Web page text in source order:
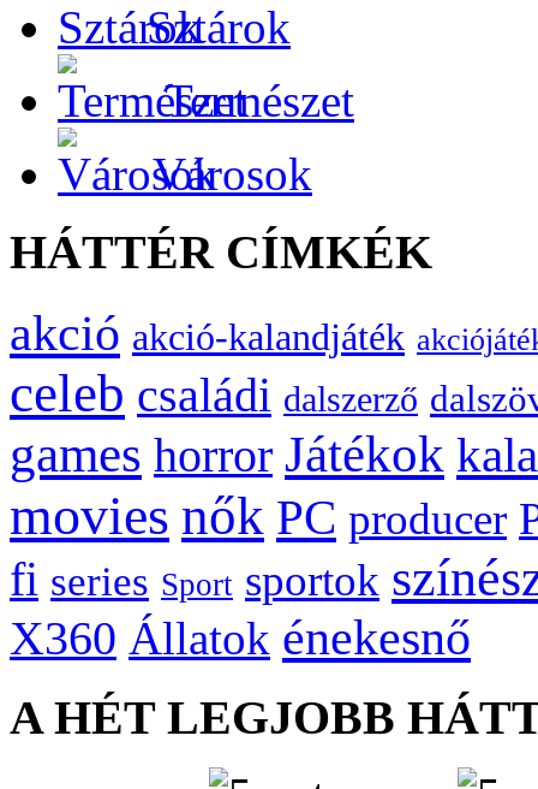
Sztárok
Természet
Városok
HÁTTÉR CÍMKÉK
akció akció-kalandjáték
celeb családi dalszerző
games horror Játékok
movies nők PC producer
fi series Sport sportok
X360 Állatok énekesnő
A HÉT LEGJOBB